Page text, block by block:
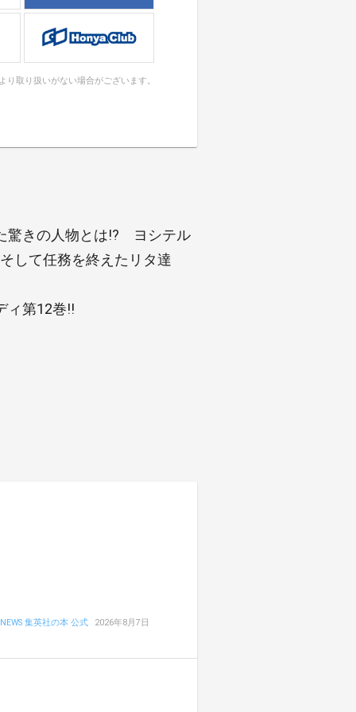
り取り扱いがない場合がございます。
驚きの人物とは!? ヨシテル
して任務を終えたリタ達
ィ第12巻!!
NEWS 集英社の本 公式 2026年8月7日